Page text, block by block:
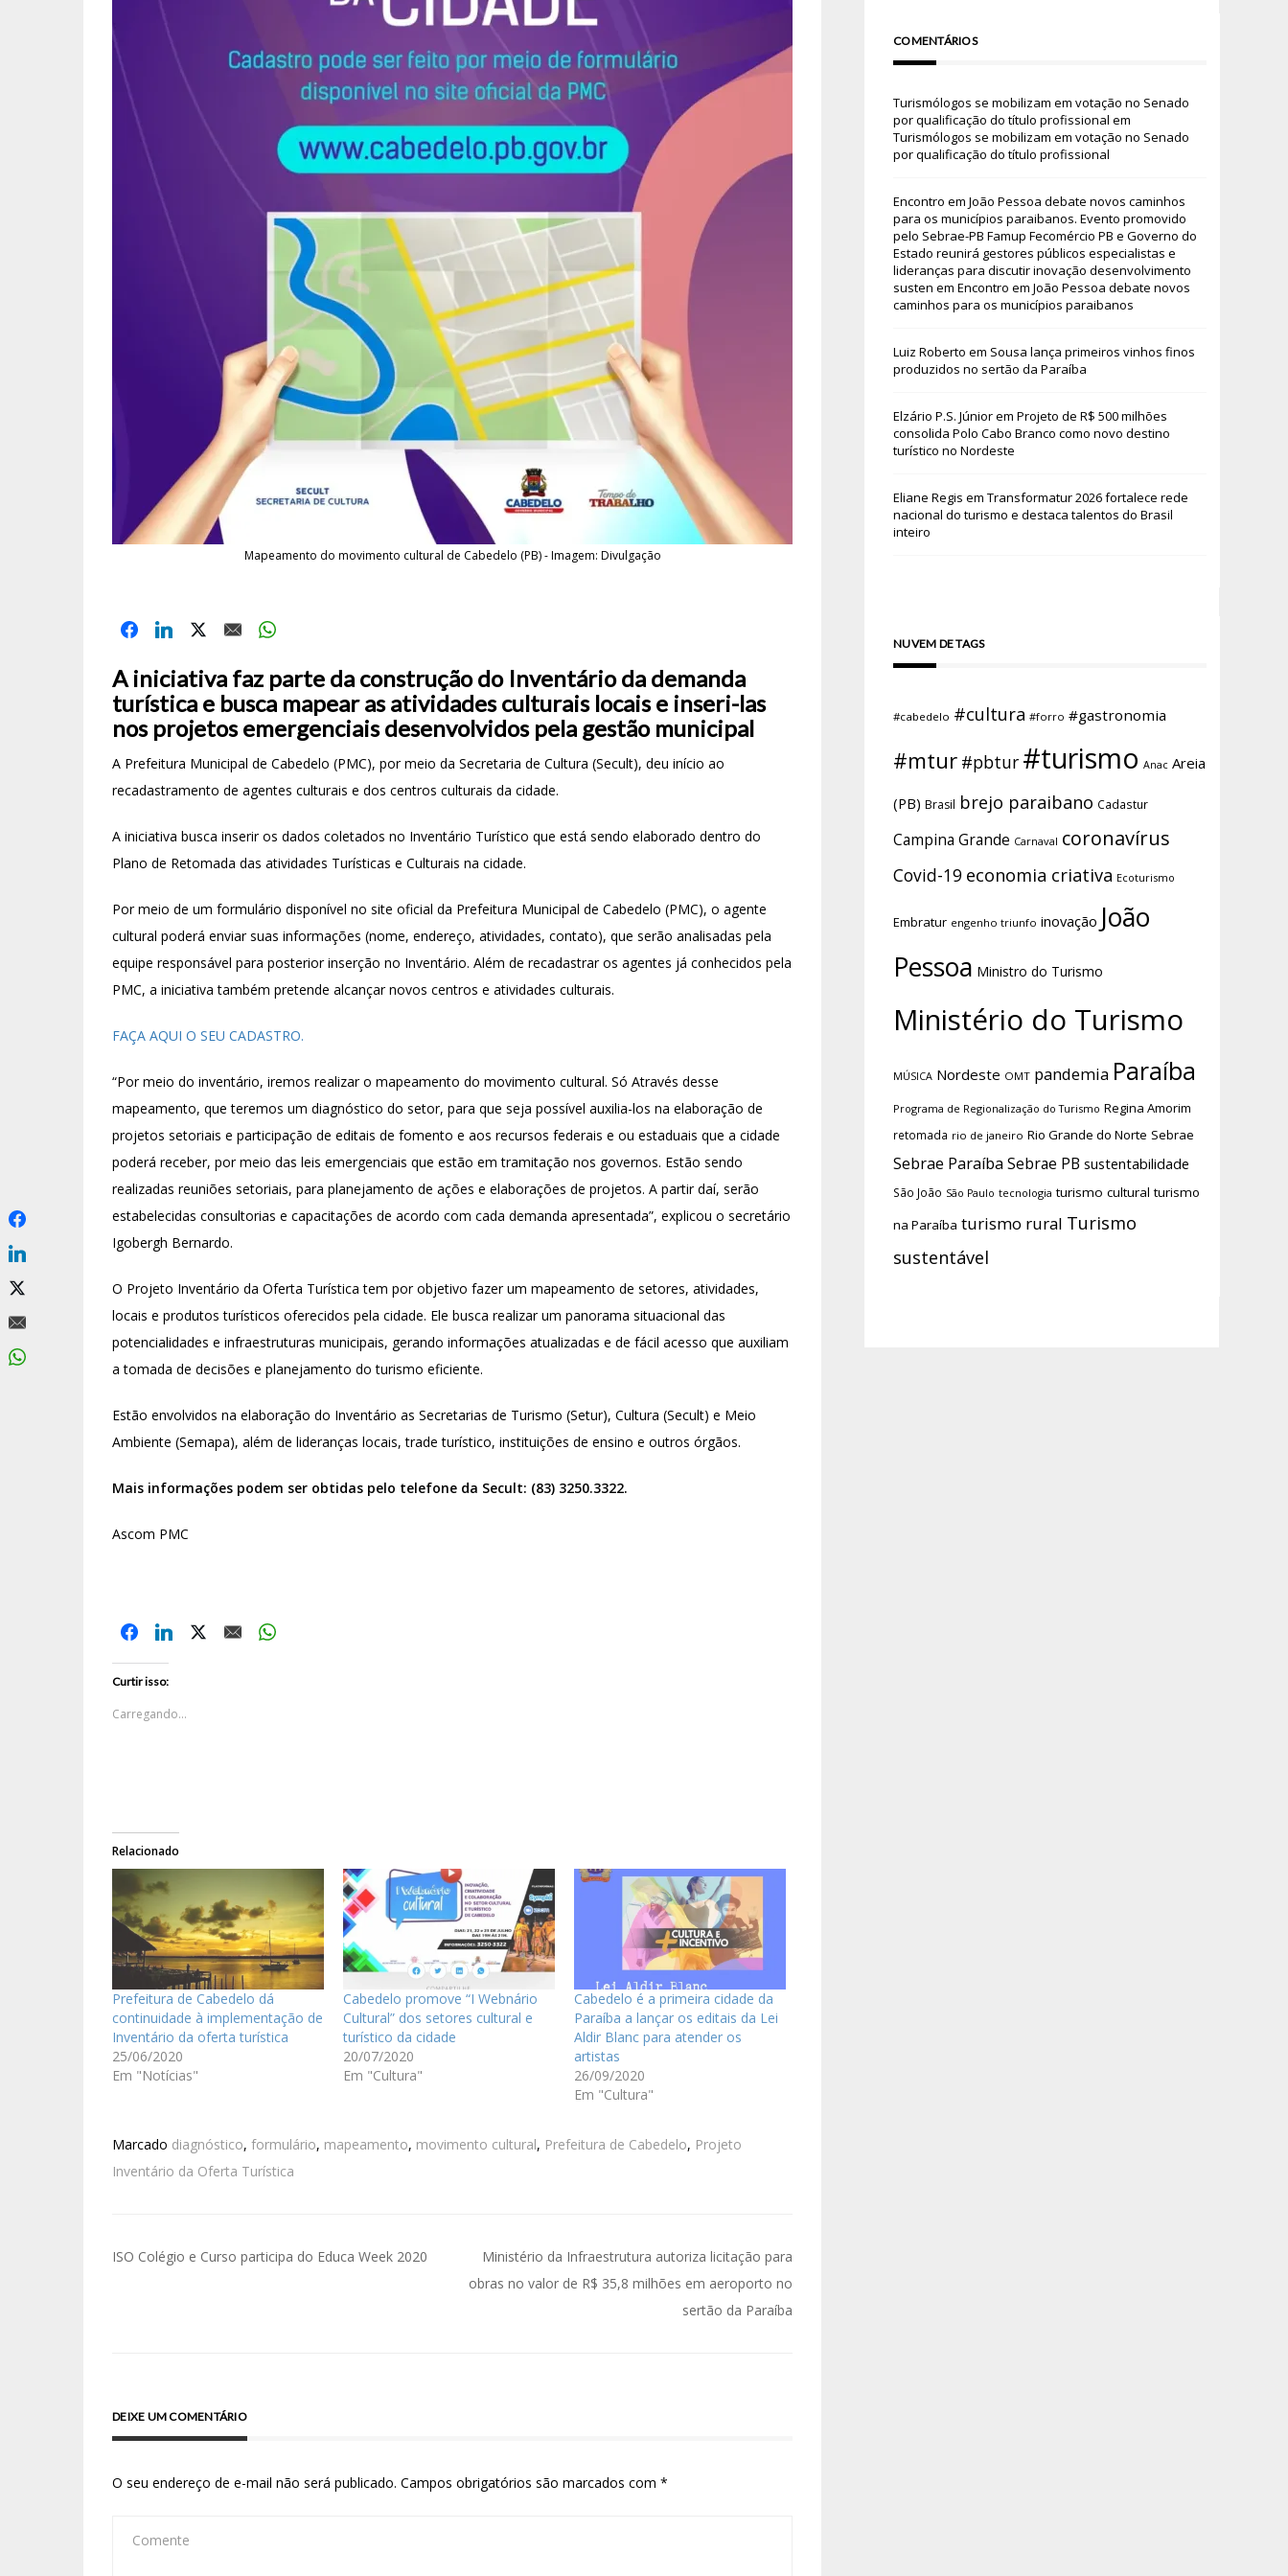
Mapeamento do movimento cultural de Cabedelo (PB) - Imagem: Divulgação
A iniciativa faz parte da construção do Inventário da demanda
turística e busca mapear as atividades culturais locais e inseri-las
nos projetos emergenciais desenvolvidos pela gestão municipal
A Prefeitura Municipal de Cabedelo (PMC), por meio da Secretaria de Cultura (Secult), deu início ao
recadastramento de agentes culturais e dos centros culturais da cidade.
A iniciativa busca inserir os dados coletados no Inventário Turístico que está sendo elaborado dentro do
Plano de Retomada das atividades Turísticas e Culturais na cidade.
Por meio de um formulário disponível no site oficial da Prefeitura Municipal de Cabedelo (PMC), o agente
cultural poderá enviar suas informações (nome, endereço, atividades, contato), que serão analisadas pela
equipe responsável para posterior inserção no Inventário. Além de recadastrar os agentes já conhecidos pela
PMC, a iniciativa também pretende alcançar novos centros e atividades culturais.
FAÇA AQUI O SEU CADASTRO.
“Por meio do inventário, iremos realizar o mapeamento do movimento cultural. Só Através desse
mapeamento, que teremos um diagnóstico do setor, para que seja possível auxilia-los na elaboração de
projetos setoriais e participação de editais de fomento e aos recursos federais e ou estaduais que a cidade
poderá receber, por meio das leis emergenciais que estão em tramitação nos governos. Estão sendo
realizadas reuniões setoriais, para planejamento de ações e elaborações de projetos. A partir daí, serão
estabelecidas consultorias e capacitações de acordo com cada demanda apresentada”, explicou o secretário
Igobergh Bernardo.
O Projeto Inventário da Oferta Turística tem por objetivo fazer um mapeamento de setores, atividades,
locais e produtos turísticos oferecidos pela cidade. Ele busca realizar um panorama situacional das
potencialidades e infraestruturas municipais, gerando informações atualizadas e de fácil acesso que auxiliam
a tomada de decisões e planejamento do turismo eficiente.
Estão envolvidos na elaboração do Inventário as Secretarias de Turismo (Setur), Cultura (Secult) e Meio
Ambiente (Semapa), além de lideranças locais, trade turístico, instituições de ensino e outros órgãos.
Mais informações podem ser obtidas pelo telefone da Secult: (83) 3250.3322.
Ascom PMC
Curtir isso:
Carregando...
Relacionado
Prefeitura de Cabedelo dá
continuidade à implementação de
Inventário da oferta turística
25/06/2020
Em "Notícias"
Cabedelo promove “I Webnário
Cultural” dos setores cultural e
turístico da cidade
20/07/2020
Em "Cultura"
Cabedelo é a primeira cidade da
Paraíba a lançar os editais da Lei
Aldir Blanc para atender os
artistas
26/09/2020
Em "Cultura"
Marcado diagnóstico, formulário, mapeamento, movimento cultural, Prefeitura de Cabedelo, Projeto
Inventário da Oferta Turística
ISO Colégio e Curso participa do Educa Week 2020
Ministério da Infraestrutura autoriza licitação para
obras no valor de R$ 35,8 milhões em aeroporto no
sertão da Paraíba
DEIXE UM COMENTÁRIO
O seu endereço de e-mail não será publicado. Campos obrigatórios são marcados com *
COMENTÁRIOS
Turismólogos se mobilizam em votação no Senado
por qualificação do título profissional em
Turismólogos se mobilizam em votação no Senado
por qualificação do título profissional
Encontro em João Pessoa debate novos caminhos
para os municípios paraibanos. Evento promovido
pelo Sebrae-PB Famup Fecomércio PB e Governo do
Estado reunirá gestores públicos especialistas e
lideranças para discutir inovação desenvolvimento
susten em Encontro em João Pessoa debate novos
caminhos para os municípios paraibanos
Luiz Roberto em Sousa lança primeiros vinhos finos
produzidos no sertão da Paraíba
Elzário P.S. Júniorem Projeto de R$ 500 milhões
consolida Polo Cabo Branco como novo destino
turístico no Nordeste
Eliane Regis em Transformatur 2026 fortalece rede
nacional do turismo e destaca talentos do Brasil
inteiro
NUVEM DE TAGS
#cabedelo #cultura #forro #gastronomia
#mtur #pbtur #turismo Anac Areia
(PB) Brasil brejo paraibano Cadastur
Campina Grande Carnaval coronavírus
Covid-19 economia criativa Ecoturismo
Embratur engenho triunfo inovação João
Pessoa Ministro do Turismo
Ministério do Turismo
MÚSICA Nordeste OMT pandemia Paraíba
Programa de Regionalização do Turismo Regina Amorim
retomada rio de janeiro Rio Grande do Norte Sebrae
Sebrae Paraíba Sebrae PB sustentabilidade
São João São Paulo tecnologia turismo cultural turismo
na Paraíba turismo rural Turismo
sustentável